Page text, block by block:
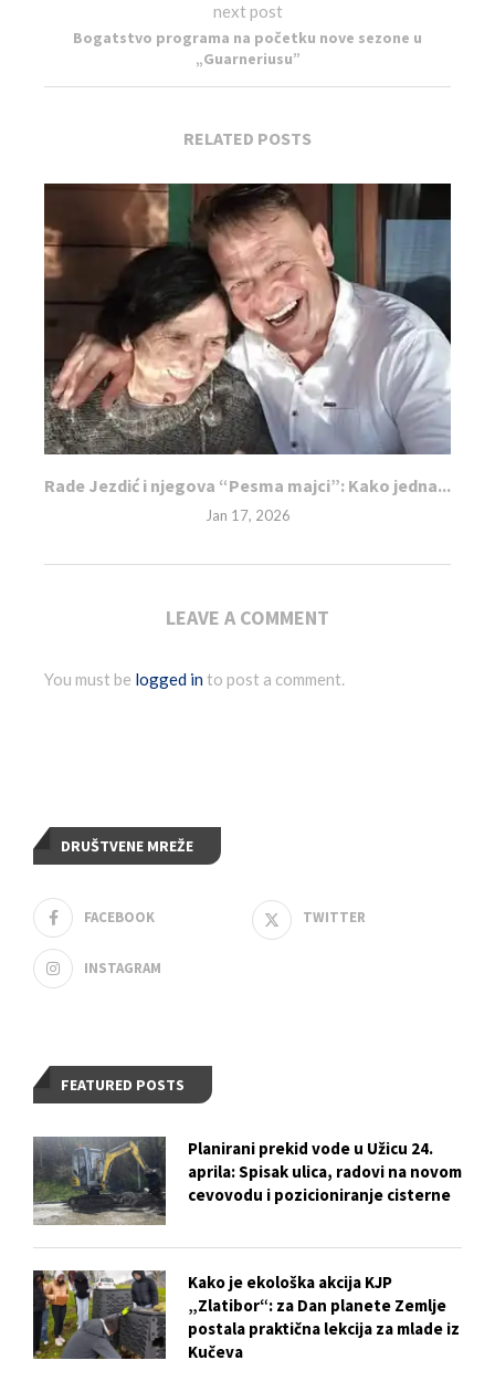
next post
Bogatstvo programa na početku nove sezone u
„Guarneriusu”
RELATED POSTS
Rade Jezdić i njegova “Pesma majci”: Kako jedna...
Jan 17, 2026
LEAVE A COMMENT
You must be logged into post a comment.
DRUŠTVENE MREŽE
FACEBOOK TWITTER
INSTAGRAM
FEATURED POSTS
Planirani prekid vode u Užicu 24.
aprila: Spisak ulica, radovi na novom
cevovodu i pozicioniranje cisterne
Kako je ekološka akcija KJP
„Zlatibor“: za Dan planete Zemlje
postala praktična lekcija za mlade iz
Kučeva